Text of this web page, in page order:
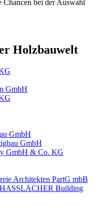
Chancen bei der Auswahl
Holzbauwelt